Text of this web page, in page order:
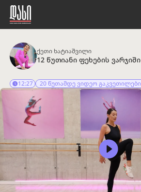
ქეთი ხატიაშვილი
12 წუთიანი ფეხების ვარჯიში
12:27 20 წუთამდე ვიდეო გაკვეთილები